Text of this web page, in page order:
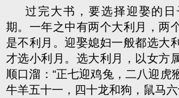
过完大书，要选择迎娶的日
期。一年之中有两个大利月，两
是不利月。迎娶媳妇一般都选大
才选小利月。选大利月，以女方
顺口溜：“正七迎鸡兔，二八迎虎
牛羊五十一，四十龙和狗，鼠马